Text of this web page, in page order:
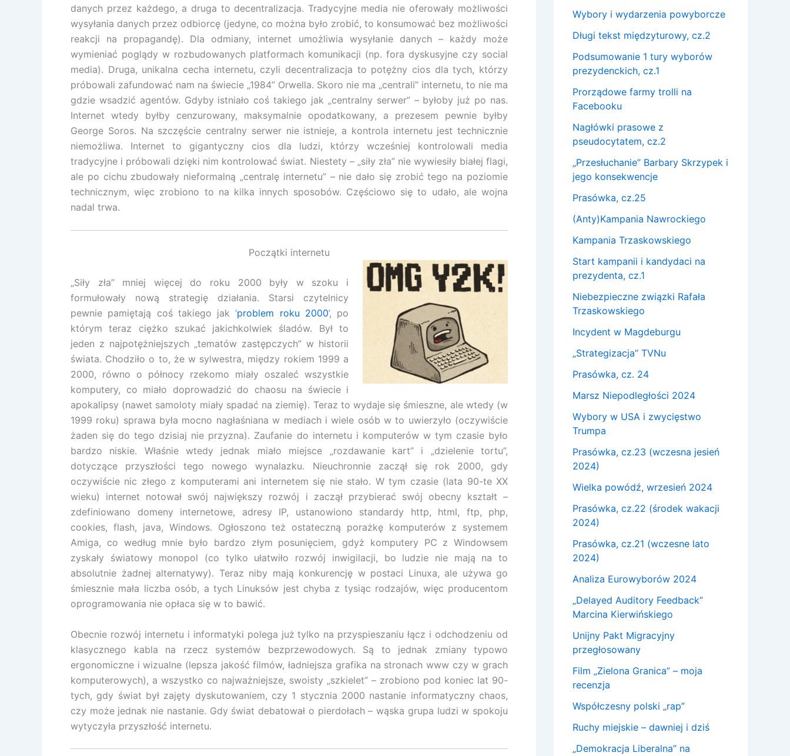
danych przez każdego, a druga to decentralizacja. Tradycyjne media nie oferowały możliwości
wysyłania danych przez odbiorcę (jedyne, co można było zrobić, to konsumować bez możliwości
reakcji na propagandę). Dla odmiany, internet umożliwia wysyłanie danych – każdy może
wymieniać poglądy w rozbudowanych platformach komunikacji (np. fora dyskusyjne czy social
media). Druga, unikalna cecha internetu, czyli decentralizacja to potężny cios dla tych, którzy
próbowali zafundować nam na świecie „1984” Orwella. Skoro nie ma „centrali” internetu, to nie ma
gdzie wsadzić agentów. Gdyby istniało coś takiego jak „centralny serwer” – byłoby już po nas.
Internet wtedy byłby cenzurowany, maksymalnie opodatkowany, a prezesem pewnie byłby
George Soros. Na szczęście centralny serwer nie istnieje, a kontrola internetu jest technicznie
niemożliwa. Internet to gigantyczny cios dla ludzi, którzy wcześniej kontrolowali media
tradycyjne i próbowali dzięki nim kontrolować świat. Niestety – „siły zła” nie wywiesiły białej flagi,
ale po cichu zbudowały nieformalną „centralę internetu” – nie dało się zrobić tego na poziomie
technicznym, więc zrobiono to na kilka innych sposobów. Częściowo się to udało, ale wojna
nadal trwa.
Początki internetu
„Siły zła” mniej więcej do roku 2000 były w szoku i
formułowały nową strategię działania. Starsi czytelnicy
pewnie pamiętają coś takiego jak ’problem roku 2000’, po
którym teraz ciężko szukać jakichkolwiek śladów. Był to
jeden z najpotężniejszych „tematów zastępczych” w historii
świata. Chodziło o to, że w sylwestra, między rokiem 1999 a
2000, równo o północy rzekomo miały oszaleć wszystkie
komputery, co miało doprowadzić do chaosu na świecie i
apokalipsy (nawet samoloty miały spadać na ziemię). Teraz to wydaje się śmieszne, ale wtedy (w
1999 roku) sprawa była mocno nagłaśniana w mediach i wiele osób w to uwierzyło (oczywiście
żaden się do tego dzisiaj nie przyzna). Zaufanie do internetu i komputerów w tym czasie było
bardzo niskie. Właśnie wtedy jednak miało miejsce „rozdawanie kart” i „dzielenie tortu”,
dotyczące przyszłości tego nowego wynalazku. Nieuchronnie zaczął się rok 2000, gdy
oczywiście nic złego z komputerami ani internetem się nie stało. W tym czasie (lata 90-te XX
wieku) internet notował swój największy rozwój i zaczął przybierać swój obecny kształt –
zdefiniowano domeny internetowe, adresy IP, ustanowiono standardy http, html, ftp, php,
cookies, flash, java, Windows. Ogłoszono też ostateczną porażkę komputerów z systemem
Amiga, co według mnie było bardzo złym posunięciem, gdyż komputery PC z Windowsem
zyskały światowy monopol (co tylko ułatwiło rozwój inwigilacji, bo ludzie nie mają na to
absolutnie żadnej alternatywy). Teraz niby mają konkurencję w postaci Linuxa, ale używa go
śmiesznie mała liczba osób, a tych Linuksów jest chyba z tysiąc rodzajów, więc producentom
oprogramowania nie opłaca się w to bawić.
Obecnie rozwój internetu i informatyki polega już tylko na przyspieszaniu łącz i odchodzeniu od
klasycznego kabla na rzecz systemów bezprzewodowych. Są to jednak zmiany typowo
ergonomiczne i wizualne (lepsza jakość filmów, ładniejsza grafika na stronach www czy w grach
komputerowych), a wszystko co najważniejsze, swoisty „szkielet” – zrobiono pod koniec lat 90-
tych, gdy świat był zajęty dyskutowaniem, czy 1 stycznia 2000 nastanie informatyczny chaos,
czy może jednak nie nastanie. Gdy świat debatował o pierdołach – wąska grupa ludzi w spokoju
wytyczyła przyszłość internetu.
Wybory i wydarzenia powyborcze
Długi tekst międzyturowy, cz.2
Podsumowanie 1 tury wyborów
prezydenckich, cz.1
Prorządowe farmy trolli na
Facebooku
Nagłówki prasowe z
pseudocytatem, cz.2
„Przesłuchanie” Barbary Skrzypek i
jego konsekwencje
Prasówka, cz.25
(Anty)Kampania Nawrockiego
Kampania Trzaskowskiego
Start kampanii i kandydaci na
prezydenta, cz.1
Niebezpieczne związki Rafała
Trzaskowskiego
Incydent w Magdeburgu
„Strategizacja” TVNu
Prasówka, cz. 24
Marsz Niepodległości 2024
Wybory w USA i zwycięstwo
Trumpa
Prasówka, cz.23 (wczesna jesień
2024)
Wielka powódź, wrzesień 2024
Prasówka, cz.22 (środek wakacji
2024)
Prasówka, cz.21 (wczesne lato
2024)
Analiza Eurowyborów 2024
„Delayed Auditory Feedback”
Marcina Kierwińskiego
Unijny Pakt Migracyjny
przegłosowany
Film „Zielona Granica” – moja
recenzja
Współczesny polski „rap”
Ruchy miejskie – dawniej i dziś
„Demokracja Liberalna” na